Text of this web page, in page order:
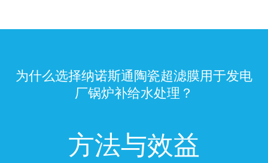
为什么选择纳诺斯通陶瓷超滤膜用于发电
厂锅炉补给水处理？
方法与效益